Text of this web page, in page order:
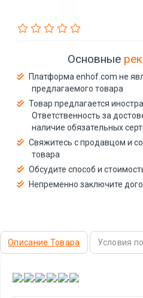
Основные
Платформа enhof.com не
предлагаемого товара
Товар предлагается
Ответственность за
наличие обязательных
Свяжитесь с продавцом и
товара
Обсудите способ и
Непременно заключите
Описание Товара Условия
, , , , ,